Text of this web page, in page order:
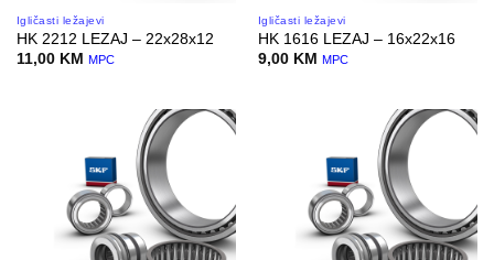
Igličasti ležajevi
HK 2212 LEZAJ – 22x28x12
11,00 KM MPC
Igličasti ležajevi
HK 1616 LEZAJ – 16x22x16
9,00 KM MPC